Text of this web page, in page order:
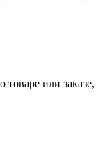
или заказе,